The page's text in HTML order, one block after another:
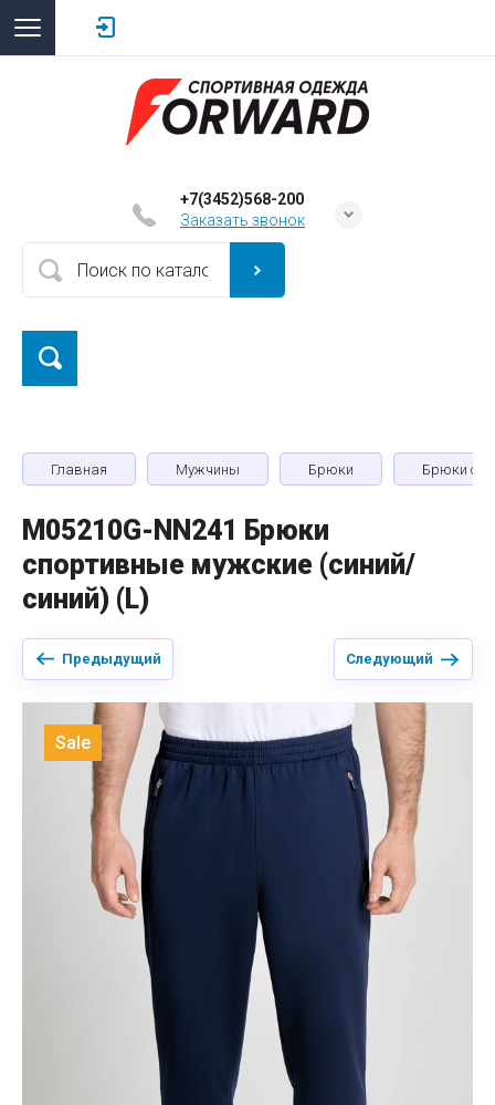
+7(3452)568-200
Заказать звонок
Главная Мужчины Брюки Брюки
M05210G-NN241 Брюки
спортивные мужские (синий/
синий) (L)
Предыдущий Следующий
Sale